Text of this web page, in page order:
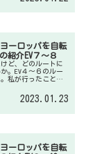
ーロッパを自転
紹介EV７～８
ど、どのルートに
。EV４～６のルー
私が行ったことの
ご紹介です。
2023.01.23
ーロッパを自転